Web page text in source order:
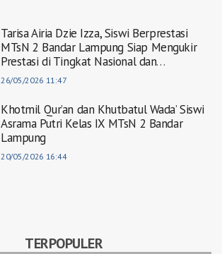
Tarisa Airia Dzie Izza, Siswi Berprestasi
MTsN 2 Bandar Lampung Siap Mengukir
Prestasi di Tingkat Nasional dan
Internasional
26/05/2026 11:47
Khotmil Qur’an dan Khutbatul Wada’ Siswi
Asrama Putri Kelas IX MTsN 2 Bandar
Lampung
20/05/2026 16:44
TERPOPULER